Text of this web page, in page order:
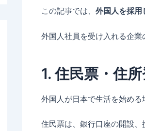
この記事では、 外国人を採用
外国人社員を受け入れる企業
1. 住民票・住
外国人が日本で生活を始める
住民票は、銀行口座の開設